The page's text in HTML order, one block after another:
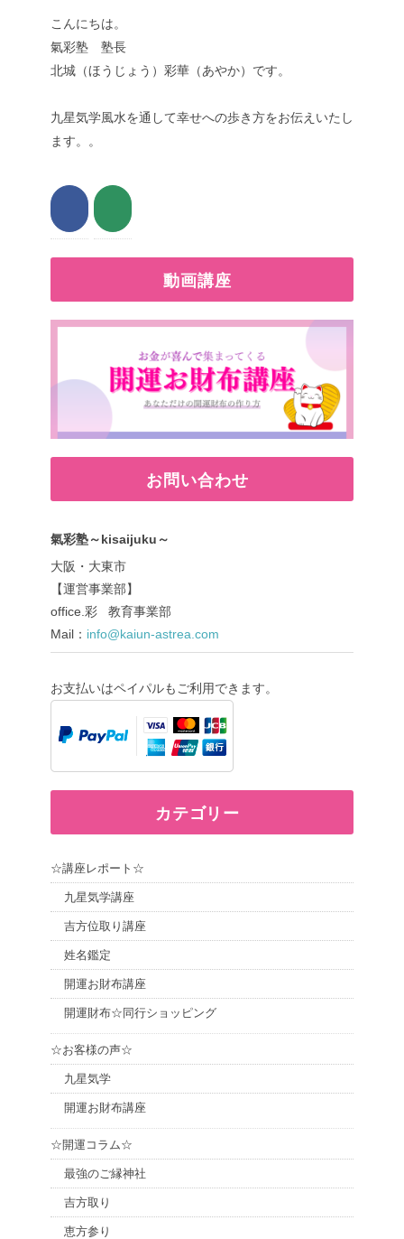
こんにちは。
氣彩塾 塾長
北城（ほうじょう）彩華（あやか）です。
九星気学風水を通して幸せへの歩き方をお伝えいたし
ます。。
動画講座
お問い合わせ
氣彩塾～kisaijuku～
大阪・大東市
【運営事業部】
office.彩 教育事業部
Mail： info@kaiun-astrea.com
お支払いはペイパルもご利用できます。
カテゴリー
☆講座レポート☆
九星気学講座
吉方位取り講座
姓名鑑定
開運お財布講座
開運財布☆同行ショッピング
☆お客様の声☆
九星気学
開運お財布講座
☆開運コラム☆
最強のご縁神社
吉方取り
恵方参り